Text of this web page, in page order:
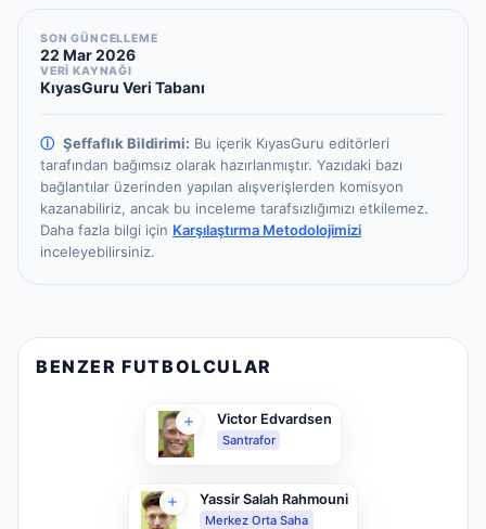
SON GÜNCELLEME
22 Mar 2026
VERİ KAYNAĞI
KıyasGuru Veri Tabanı
ⓘ Şeffaflık Bildirimi: Bu içerik KıyasGuru editörleri
tarafından bağımsız olarak hazırlanmıştır. Yazıdaki bazı
bağlantılar üzerinden yapılan alışverişlerden komisyon
kazanabiliriz, ancak bu inceleme tarafsızlığımızı etkilemez.
Daha fazla bilgi için Karşılaştırma Metodolojimizi
inceleyebilirsiniz.
BENZER FUTBOLCULAR
Victor Edvardsen
Santrafor
Yassir Salah Rahmouni
Merkez Orta Saha